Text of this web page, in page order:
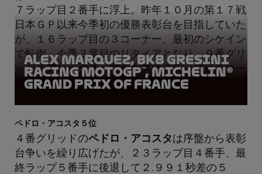
７ラップ目２番手に浮上。昨年１０月の第１７戦
日本ＧＰ以来今季初の優勝表彰台を目指していた
が、１６ラップ目の３コーナー、最初のシケイン
で転倒。今季３度目のリタイアとなり、９番グリ
ッドのアレックス・マルケスは２ラップ目４コー
ナーで転倒。
Alex Marquez, BK8 Gresini
Racing MotoGP™, Michelin®
Grand Prix of France
ペドロ・アコスタ５位
４番グリッドのペドロ・アコスタは序盤から表彰
台争いを繰り広げたが、２３ラップ目４番手、最
終ラップ５番手に後退して２.９９１秒差の５